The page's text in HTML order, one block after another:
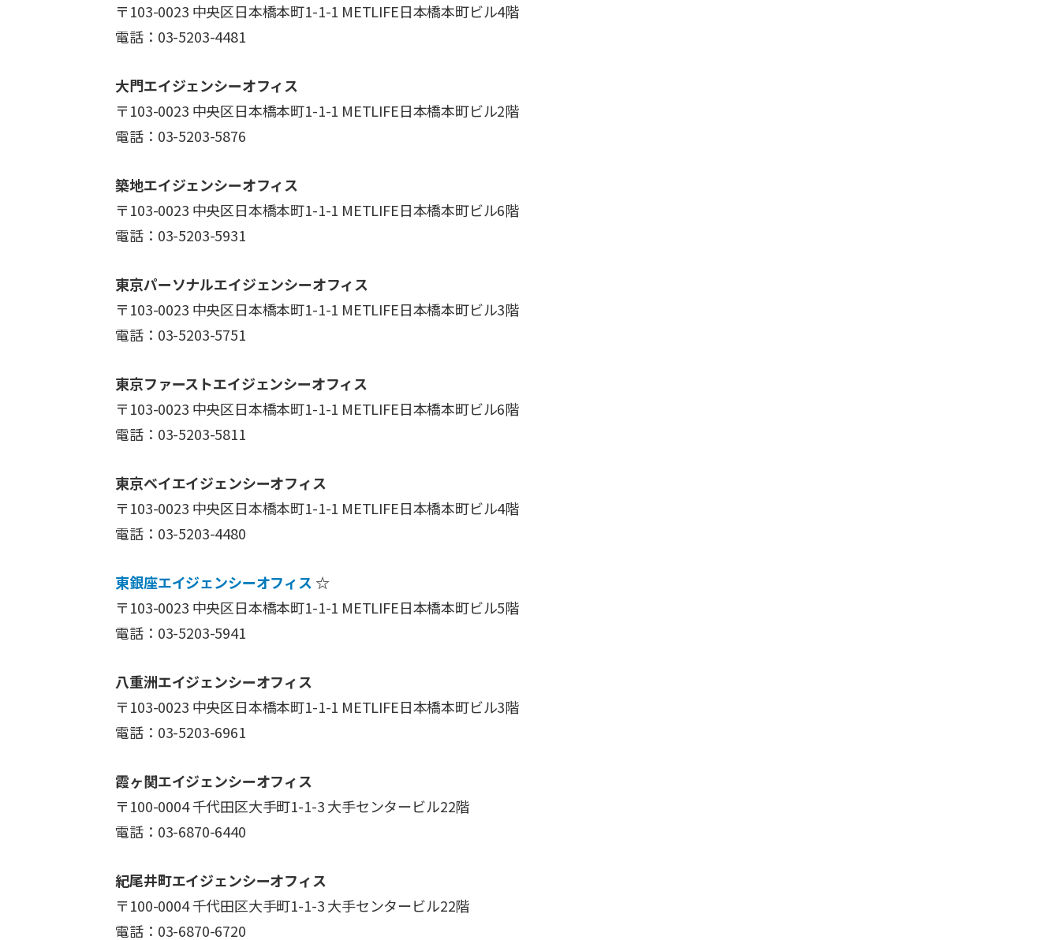
〒103-0023 中央区日本橋本町1-1-1 METLIFE日本橋本町ビル4階
電話：03-5203-4481
大門エイジェンシーオフィス
〒103-0023 中央区日本橋本町1-1-1 METLIFE日本橋本町ビル2階
電話：03-5203-5876
築地エイジェンシーオフィス
〒103-0023 中央区日本橋本町1-1-1 METLIFE日本橋本町ビル6階
電話：03-5203-5931
東京パーソナルエイジェンシーオフィス
〒103-0023 中央区日本橋本町1-1-1 METLIFE日本橋本町ビル3階
電話：03-5203-5751
東京ファーストエイジェンシーオフィス
〒103-0023 中央区日本橋本町1-1-1 METLIFE日本橋本町ビル6階
電話：03-5203-5811
東京ベイエイジェンシーオフィス
〒103-0023 中央区日本橋本町1-1-1 METLIFE日本橋本町ビル4階
電話：03-5203-4480
東銀座エイジェンシーオフィス ☆
〒103-0023 中央区日本橋本町1-1-1 METLIFE日本橋本町ビル5階
電話：03-5203-5941
八重洲エイジェンシーオフィス
〒103-0023 中央区日本橋本町1-1-1 METLIFE日本橋本町ビル3階
電話：03-5203-6961
霞ヶ関エイジェンシーオフィス
〒100-0004 千代田区大手町1-1-3 大手センタービル22階
電話：03-6870-6440
紀尾井町エイジェンシーオフィス
〒100-0004 千代田区大手町1-1-3 大手センタービル22階
電話：03-6870-6720